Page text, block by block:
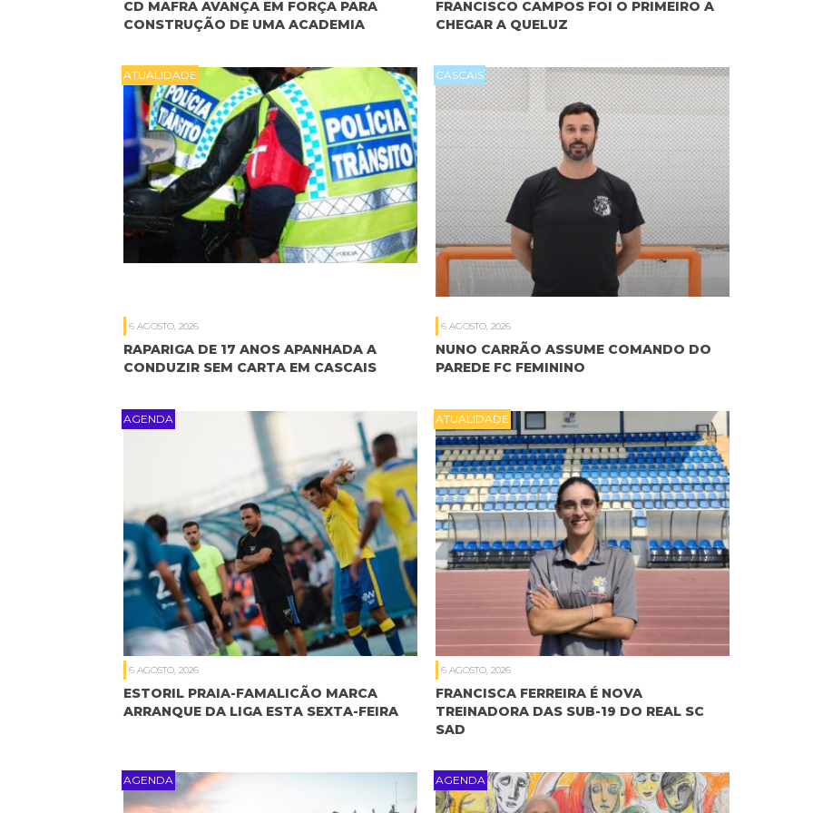
CD MAFRA AVANÇA EM FORÇA PARA
CONSTRUÇÃO DE UMA ACADEMIA
FRANCISCO CAMPOS FOI O PRIMEIRO A
CHEGAR A QUELUZ
ATUALIDADE
6 AGOSTO, 2026
RAPARIGA DE 17 ANOS APANHADA A
CONDUZIR SEM CARTA EM CASCAIS
CASCAIS
6 AGOSTO, 2026
NUNO CARRÃO ASSUME COMANDO DO
PAREDE FC FEMININO
AGENDA
6 AGOSTO, 2026
ESTORIL PRAIA-FAMALICÃO MARCA
ARRANQUE DA LIGA ESTA SEXTA-FEIRA
ATUALIDADE
6 AGOSTO, 2026
FRANCISCA FERREIRA É NOVA
TREINADORA DAS SUB-19 DO REAL SC
SAD
AGENDA AGENDA